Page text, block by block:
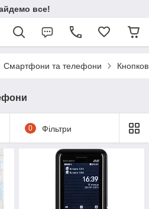
все!
Смартфони та телефони
0 Фільтри